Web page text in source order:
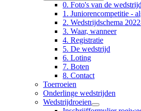
0. Foto's van de
1. Juniorencompetitie -
2. Wedstrijdschema
3. Waar, wanneer
4. Registratie
5. De wedstrijd
6. Loting
7. Boten
8. Contact
Toerroeien
Onderlinge wedstrijden
Wedstrijdroeien